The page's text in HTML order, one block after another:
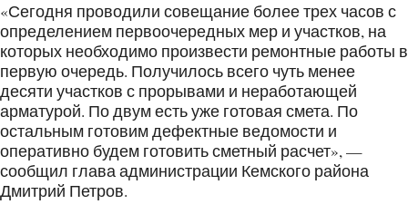
«Сегодня проводили совещание более трех часов с
определением первоочередных мер и участков, на
которых необходимо произвести ремонтные работы в
первую очередь. Получилось всего чуть менее
десяти участков с прорывами и неработающей
арматурой. По двум есть уже готовая смета. По
остальным готовим дефектные ведомости и
оперативно будем готовить сметный расчет», —
сообщил глава администрации Кемского района
Дмитрий Петров.